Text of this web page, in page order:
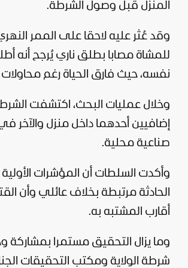
المنزل قبل وصول الشرطة.
وقد عُثر عليه لاحقا على الممر
للمشاة مصابا بطلق ناري يُرجح أنه
نفسه، حيث فارق الحياة رغم محاولات
وخلال عمليات البحث، اكتشفت
إضافيين أحدهما داخل منزل والآخر
صناعية محلية.
وأكدت السلطات أن المؤشرات الأولية
الحادثة مرتبطة بخلاف عائلي وأن
أقارب المشتبه به.
وما يزال التحقيق مستمرا بمشاركة
شرطة الولاية ومكتب التحقيقات